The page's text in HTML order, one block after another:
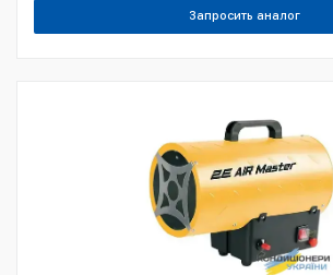
Запросить аналог